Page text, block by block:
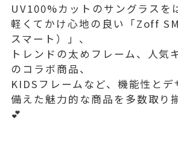
UV100%カットのサングラスを
軽くてかけ心地の良い「Zoff
スマート）」、
トレンドの太めフレーム、人気
のコラボ商品、
KIDSフレームなど、機能性と
備えた魅力的な商品を多数取り
💕